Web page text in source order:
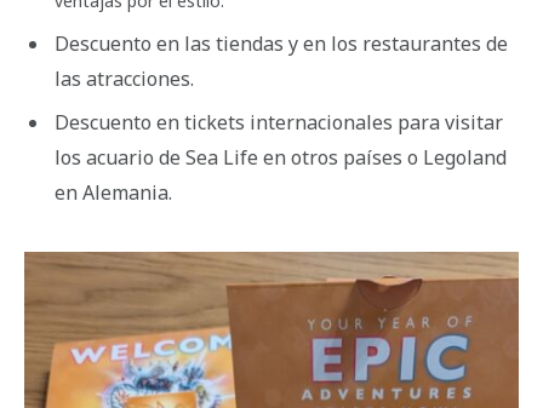
Descuento en las tiendas y en los restaurantes de
las atracciones.
Descuento en tickets internacionales para visitar
los acuario de Sea Life en otros países o Legoland
en Alemania.